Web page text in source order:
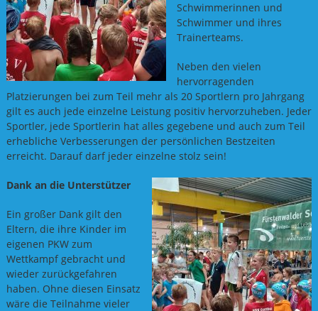
Schwimmerinnen und
Schwimmer und ihres
Trainerteams.
Neben den vielen
hervorragenden
Platzierungen bei zum Teil mehr als 20 Sportlern pro Jahrgang
gilt es auch jede einzelne Leistung positiv hervorzuheben. Jeder
Sportler, jede Sportlerin hat alles gegebene und auch zum Teil
erhebliche Verbesserungen der persönlichen Bestzeiten
erreicht. Darauf darf jeder einzelne stolz sein!
Dank an die Unterstützer
Ein großer Dank gilt den
Eltern, die ihre Kinder im
eigenen PKW zum
Wettkampf gebracht und
wieder zurückgefahren
haben. Ohne diesen Einsatz
wäre die Teilnahme vieler